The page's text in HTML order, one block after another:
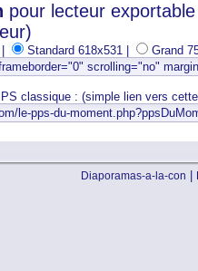
pour lecteur
| Standard 618x531 | Grand
classique : (simple lien vers
Diaporamas-a-la-con